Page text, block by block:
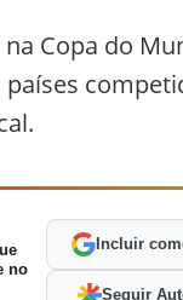
Copa do
no
Incluir
Seguir